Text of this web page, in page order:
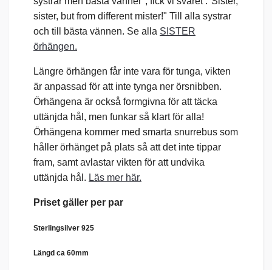
sister, but from different mister!" Till alla systrar
och till bästa vännen. Se alla SISTER
örhängen.
Längre örhängen får inte vara för tunga, vikten
är anpassad för att inte tynga ner örsnibben.
Örhängena är också formgivna för att täcka
uttänjda hål, men funkar så klart för alla!
Örhängena kommer med smarta snurrebus som
håller örhänget på plats så att det inte tippar
fram, samt avlastar vikten för att undvika
uttänjda hål. Läs mer här.
Priset gäller per par
Sterlingsilver 925
Längd ca 60mm